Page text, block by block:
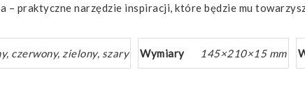
praktyczne narzędzie inspiracji, które będzie mu
czerwony, zielony, szary Wymiary 145×210×15 mm